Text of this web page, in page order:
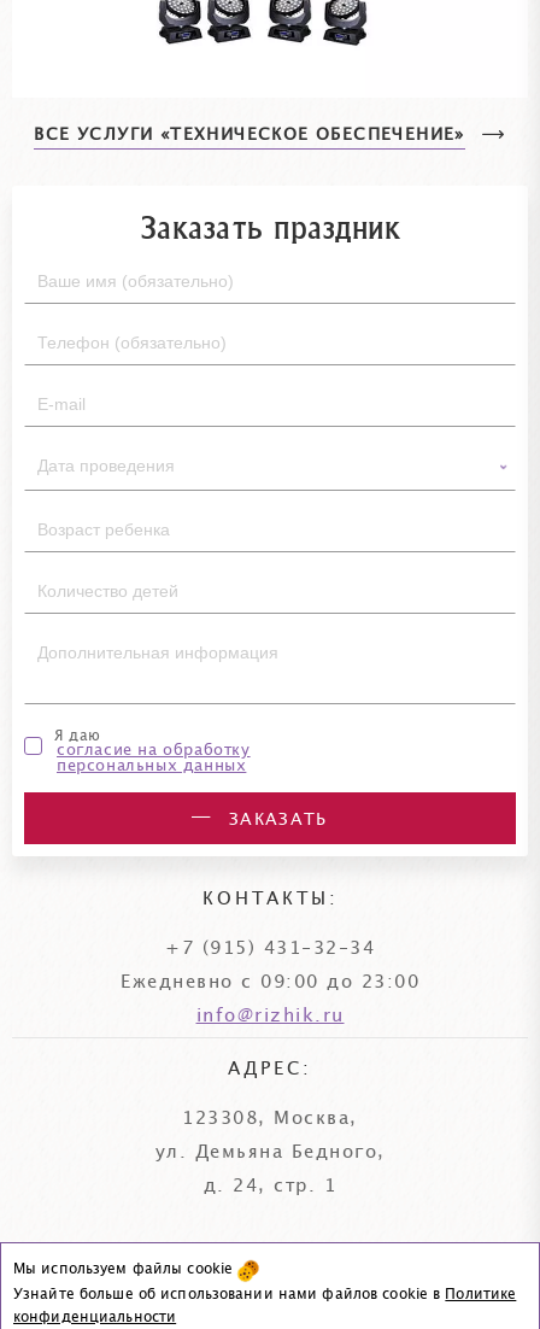
ВСЕ УСЛУГИ «ТЕХНИЧЕСКОЕ ОБЕСПЕЧЕНИЕ»
Заказать праздник
Я даю
согласие на обработку
персональных данных
ЗАКАЗАТЬ
КОНТАКТЫ:
+7 (915) 431-32-34
Ежедневно с 09:00 до 23:00
info@rizhik.ru
АДРЕС:
123308, Москва,
ул. Демьяна Бедного,
д. 24, стр. 1
© «Рыжик и Ко», 2006–2026
|Политика конфиденциальности
Мы используем файлы cookie
Узнайте больше об использовании нами файлов cookie в Политике
конфиденциальности